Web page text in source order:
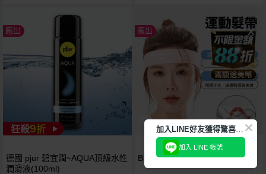
廠出
狂殺9折
德國 pjur 碧宜潤~AQUA頂級水性
潤滑液(100ml)
廠出
BM運動頭帶(1入) 款式可選
加
入LINE好友獲得驚喜折扣!
加入 LINE 帳號